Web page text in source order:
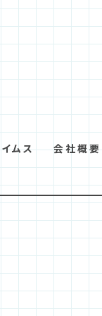
ムス 会社概要